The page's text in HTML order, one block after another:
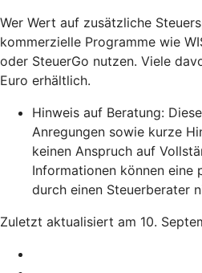
Wer Wert auf zusätzliche
kommerzielle Programme wie
oder SteuerGo nutzen. Viele
Euro erhältlich.
Hinweis auf Beratung:
Anregungen sowie kurze
keinen Anspruch auf
Informationen können eine
durch einen Steuerberater
Zuletzt aktualisiert am 10.